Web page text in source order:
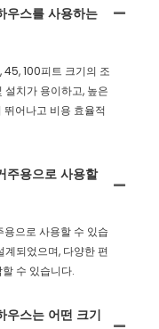
우스를 사용하는
100피트 크기의 조
치가 용이하고, 높은
뛰어나고 비용 효율적
주용으로 사용할
으로 사용할 수 있습
되었으며, 다양한 편
수 있습니다.
우스는 어떤 크기